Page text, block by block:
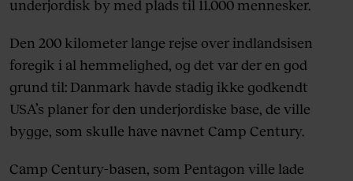
underjordisk by med plads til 11.000 mennesker.
Den 200 kilometer lange rejse over indlandsisen
foregik i al hemmelighed, og det var der en god
grund til: Danmark havde stadig ikke godkendt
USA’s planer for den underjordiske base, de ville
bygge, som skulle have navnet Camp Century.
Camp Century-basen, som Pentagon ville lade